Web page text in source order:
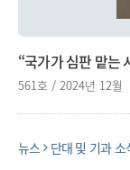
“국가가 심판 맡는
561호 / 2024년 12월
뉴스 단대 및 기과 소